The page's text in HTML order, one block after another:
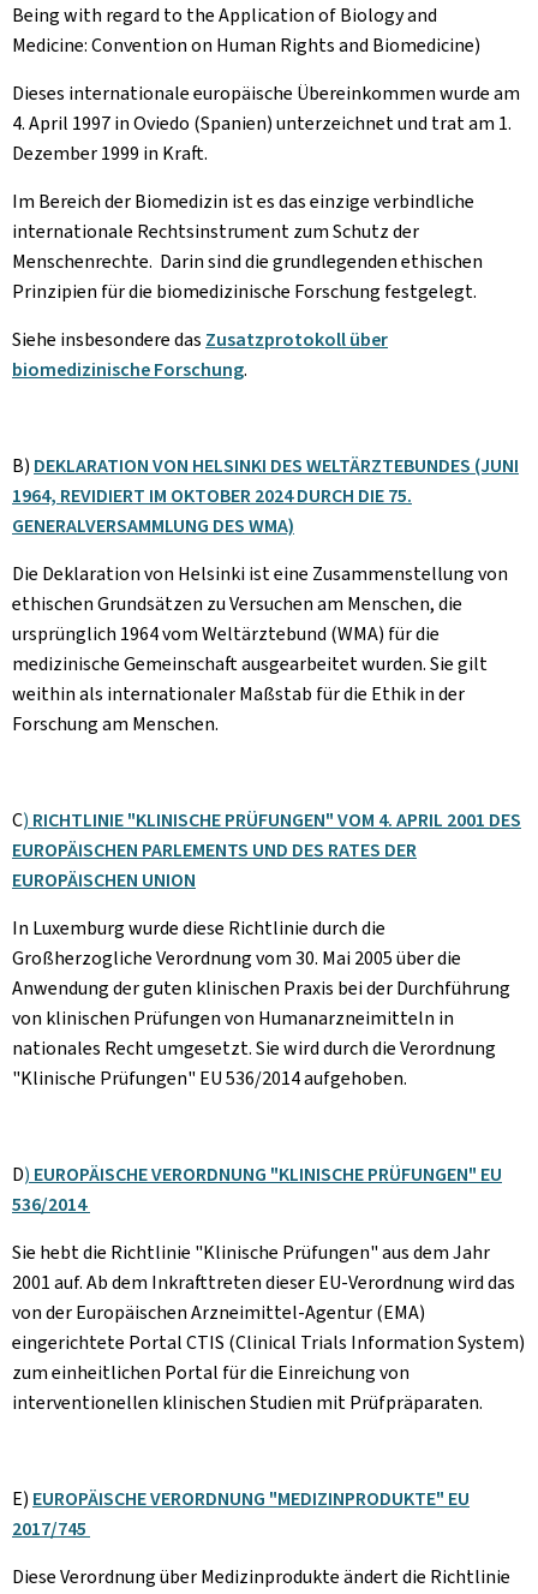
Being with regard to the Application of Biology and
Medicine: Convention on Human Rights and Biomedicine)
Dieses internationale europäische Übereinkommen wurde am
4. April 1997 in Oviedo (Spanien) unterzeichnet und trat am 1.
Dezember 1999 in Kraft.
Im Bereich der Biomedizin ist es das einzige verbindliche
internationale Rechtsinstrument zum Schutz der
Menschenrechte. Darin sind die grundlegenden ethischen
Prinzipien für die biomedizinische Forschung festgelegt.
Siehe insbesondere das Zusatzprotokoll über
biomedizinische Forschung.
B) DEKLARATION VON HELSINKI DES WELTÄRZTEBUNDES (JUNI
1964, REVIDIERT IM OKTOBER 2024 DURCH DIE 75.
GENERALVERSAMMLUNG DES WMA)
Die Deklaration von Helsinki ist eine Zusammenstellung von
ethischen Grundsätzen zu Versuchen am Menschen, die
ursprünglich 1964 vom Weltärztebund (WMA) für die
medizinische Gemeinschaft ausgearbeitet wurden. Sie gilt
weithin als internationaler Maßstab für die Ethik in der
Forschung am Menschen.
C) RICHTLINIE "KLINISCHE PRÜFUNGEN" VOM 4. APRIL 2001 DES
EUROPÄISCHEN PARLEMENTS UND DES RATES DER
EUROPÄISCHEN UNION
In Luxemburg wurde diese Richtlinie durch die
Großherzogliche Verordnung vom 30. Mai 2005 über die
Anwendung der guten klinischen Praxis bei der Durchführung
von klinischen Prüfungen von Humanarzneimitteln in
nationales Recht umgesetzt. Sie wird durch die Verordnung
"Klinische Prüfungen" EU 536/2014 aufgehoben.
D) EUROPÄISCHE VERORDNUNG "KLINISCHE PRÜFUNGEN" EU
536/2014
Sie hebt die Richtlinie "Klinische Prüfungen" aus dem Jahr
2001 auf. Ab dem Inkrafttreten dieser EU-Verordnung wird das
von der Europäischen Arzneimittel-Agentur (EMA)
eingerichtete Portal CTIS (Clinical Trials Information System)
zum einheitlichen Portal für die Einreichung von
interventionellen klinischen Studien mit Prüfpräparaten.
E) EUROPÄISCHE VERORDNUNG "MEDIZINPRODUKTE" EU
2017/745
Diese Verordnung über Medizinprodukte ändert die Richtlinie